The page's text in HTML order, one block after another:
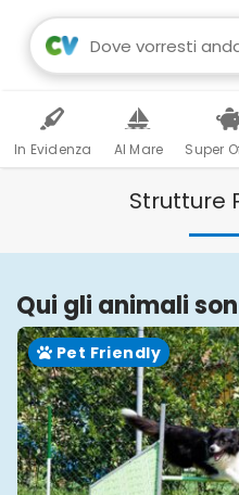
In Evidenza Al Mare Super
Strutture
Qui gli animali
Pet Friendly